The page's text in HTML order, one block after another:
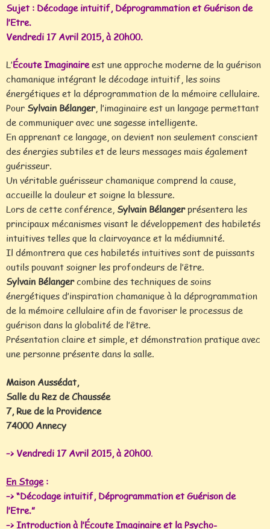
Sujet : Décodage intuitif, Déprogrammation et Guérison de
l’Etre.
Vendredi 17 Avril 2015, à 20h00.
L’Écoute Imaginaireest une approche moderne de la guérison
chamanique intégrant le décodage intuitif, les soins
énergétiques et la déprogrammation de la mémoire cellulaire.
Pour Sylvain Bélanger, l’imaginaire est un langage permettant
de communiquer avec une sagesse intelligente.
En apprenant ce langage, on devient non seulement conscient
des énergies subtiles et de leurs messages mais également
guérisseur.
Un véritable guérisseur chamanique comprend la cause,
accueille la douleur et soigne la blessure.
Lors de cette conférence, Sylvain Bélangerprésentera les
principaux mécanismes visant le développement des habiletés
intuitives telles que la clairvoyance et la médiumnité.
Il démontrera que ces habiletés intuitives sont de puissants
outils pouvant soigner les profondeurs de l’être.
Sylvain Bélangercombine des techniques de soins
énergétiques d’inspiration chamanique à la déprogrammation
de la mémoire cellulaire afin de favoriser le processus de
guérison dans la globalité de l’être.
Présentation claire et simple, et démonstration pratique avec
une personne présente dans la salle.
Maison Aussédat,
Salle du Rez de Chaussée
7, Rue de la Providence
74000 Annecy
–> Vendredi 17 Avril 2015, à 20h00.
En Stage:
–> “Décodage intuitif, Déprogrammation et Guérison de
l’Etre.”
–> Introduction à l’Écoute Imaginaire et la Psycho-